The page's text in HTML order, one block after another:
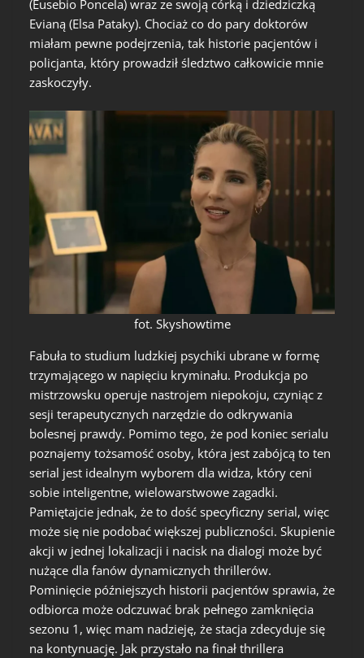
(Eusebio Poncela) wraz ze swoją córką i dziedziczką
Evianą (Elsa Pataky). Chociaż co do pary doktorów
miałam pewne podejrzenia, tak historie pacjentów i
policjanta, który prowadził śledztwo całkowicie mnie
zaskoczyły.
fot. Skyshowtime
Fabuła to studium ludzkiej psychiki ubrane w formę
trzymającego w napięciu kryminału. Produkcja po
mistrzowsku operuje nastrojem niepokoju, czyniąc z
sesji terapeutycznych narzędzie do odkrywania
bolesnej prawdy. Pomimo tego, że pod koniec serialu
poznajemy tożsamość osoby, która jest zabójcą to ten
serial jest idealnym wyborem dla widza, który ceni
sobie inteligentne, wielowarstwowe zagadki.
Pamiętajcie jednak, że to dość specyficzny serial, więc
może się nie podobać większej publiczności. Skupienie
akcji w jednej lokalizacji i nacisk na dialogi może być
nużące dla fanów dynamicznych thrillerów.
Pominięcie późniejszych historii pacjentów sprawia, że
odbiorca może odczuwać brak pełnego zamknięcia
sezonu 1, więc mam nadzieję, że stacja zdecyduje się
na kontynuację. Jak przystało na finał thrillera